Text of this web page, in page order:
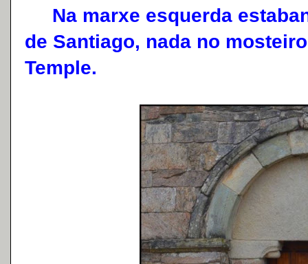
Na marxe esquerda
de Santiago, nada no
Temple.